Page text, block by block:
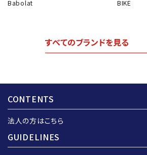
Babolat BIKE
すべてのブランドを見る
CONTENTS
法人の方はこちら
GUIDELINES